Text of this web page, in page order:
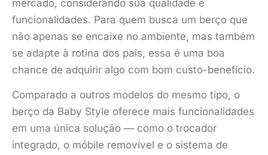
mercado, considerando sua qualidade e
funcionalidades. Para quem busca um berço que
não apenas se encaixe no ambiente, mas também
se adapte à rotina dos pais, essa é uma boa
chance de adquirir algo com bom custo-benefício.
Comparado a outros modelos do mesmo tipo, o
berço da Baby Style oferece mais funcionalidades
em uma única solução — como o trocador
integrado, o móbile removível e o sistema de